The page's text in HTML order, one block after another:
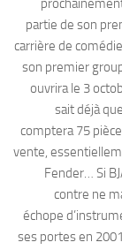
partie de son
carrière de
son premier
ouvrira le 3
sait déjà
comptera 75
vente,
Fender… Si
contre ne
échope
ses portes en